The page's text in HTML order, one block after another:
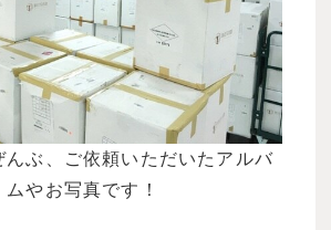
んぶ、ご依頼いただいたアルバ
ムやお写真です！